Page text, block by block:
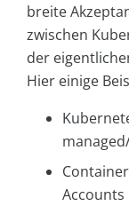
breite
zwischen
der
Hier einige
Accounts